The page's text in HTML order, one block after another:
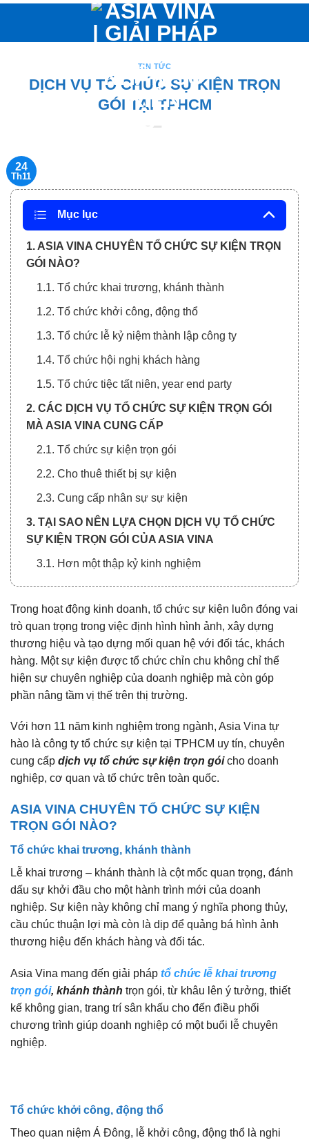
nội
TIN TỨC
DỊCH VỤ TỔ CHỨC SỰ KIỆN TRỌN
GÓI TẠI TPHCM
24
Th11
Mục lục
1. ASIA VINA CHUYÊN TỔ CHỨC SỰ KIỆN TRỌN
GÓI NÀO?
1.1. Tổ chức khai trương, khánh thành
1.2. Tổ chức khởi công, động thổ
1.3. Tổ chức lễ kỷ niệm thành lập công ty
1.4. Tổ chức hội nghị khách hàng
1.5. Tổ chức tiệc tất niên, year end party
2. CÁC DỊCH VỤ TỔ CHỨC SỰ KIỆN TRỌN GÓI
MÀ ASIA VINA CUNG CẤP
2.1. Tổ chức sự kiện trọn gói
2.2. Cho thuê thiết bị sự kiện
2.3. Cung cấp nhân sự sự kiện
3. TẠI SAO NÊN LỰA CHỌN DỊCH VỤ TỔ CHỨC
SỰ KIỆN TRỌN GÓI CỦA ASIA VINA
3.1. Hơn một thập kỷ kinh nghiệm
3.2. Hơn 3.500 dự án thành công
3.3. Đội ngũ nhân sự chuyên nghiệp
3.4. Đa dạng dịch vụ
Trong hoạt động kinh doanh, tổ chức sự kiện luôn đóng vai
trò quan trọng trong việc định hình hình ảnh, xây dựng
thương hiệu và tạo dựng mối quan hệ với đối tác, khách
hàng. Một sự kiện được tổ chức chỉn chu không chỉ thể
hiện sự chuyên nghiệp của doanh nghiệp mà còn góp
phần nâng tầm vị thế trên thị trường.
Với hơn 11 năm kinh nghiệm trong ngành, Asia Vina tự
hào là công ty tổ chức sự kiện tại TPHCM uy tín, chuyên
cung cấp dịch vụ tổ chức sự kiện trọn góicho doanh
nghiệp, cơ quan và tổ chức trên toàn quốc.
ASIA VINA CHUYÊN TỔ CHỨC SỰ KIỆN
TRỌN GÓI NÀO?
Tổ chức khai trương, khánh thành
Lễ khai trương – khánh thành là cột mốc quan trọng, đánh
dấu sự khởi đầu cho một hành trình mới của doanh
nghiệp. Sự kiện này không chỉ mang ý nghĩa phong thủy,
cầu chúc thuận lợi mà còn là dịp để quảng bá hình ảnh
thương hiệu đến khách hàng và đối tác.
Asia Vina mang đến giải pháp tổ chức lễ khai trương
trọn gói, khánh thành trọn gói, từ khâu lên ý tưởng, thiết
kế không gian, trang trí sân khấu cho đến điều phối
chương trình giúp doanh nghiệp có một buổi lễ chuyên
nghiệp.
Tổ chức khởi công, động thổ
Theo quan niệm Á Đông, lễ khởi công, động thổ là nghi